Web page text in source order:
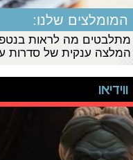
המומלצים שלנו:
מתלבטים מה לראות
המלצה ענקית של סדרות
ווידיאו